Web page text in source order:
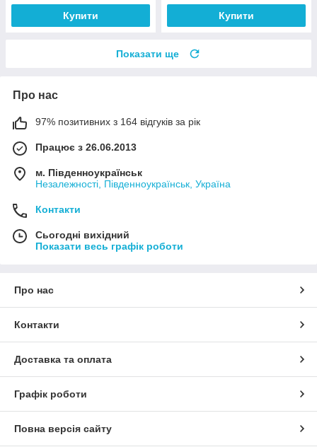
Купити Купити
Показати ще
Про нас
97% позитивних з 164 відгуків за рік
Працює з 26.06.2013
м. Південноукраїнськ
Незалежності, Південноукраїнськ, Україна
Контакти
Сьогодні вихідний
Показати весь графік роботи
Про нас
Контакти
Доставка та оплата
Графік роботи
Повна версія сайту